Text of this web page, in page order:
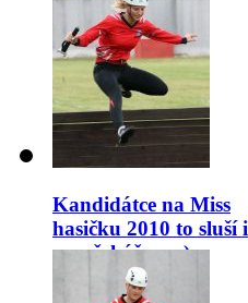
Kandidátce na Miss
hasičku 2010 to sluší i
na překážce. :-)